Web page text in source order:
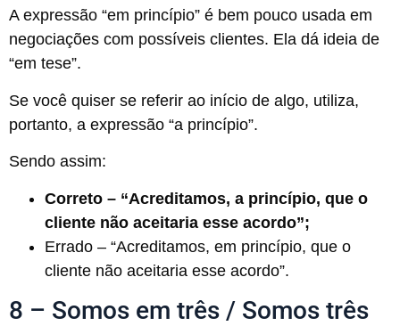
A expressão “em princípio” é bem pouco usada em
negociações com possíveis clientes. Ela dá ideia de
“em tese”.
Se você quiser se referir ao início de algo, utiliza,
portanto, a expressão “a princípio”.
Sendo assim:
Correto – “Acreditamos, a princípio, que o
cliente não aceitaria esse acordo”;
Errado – “Acreditamos, em princípio, que o
cliente não aceitaria esse acordo”.
8 – Somos em três / Somos três